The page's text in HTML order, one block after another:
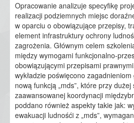
Opracowanie analizuje specyfikę
realizacji podziemnych miejsc
w oparciu o obowiązujące przepisy,
element infrastruktury ochrony
zagrożenia. Głównym celem
między wymogami funkcjonalno-
obowiązującymi przepisami
wykładzie poświęcono
nową funkcją „mds”, które przy
zaawansowanej koordynacji
poddano również aspekty takie jak:
ewakuacji ludnośći z „mds”,